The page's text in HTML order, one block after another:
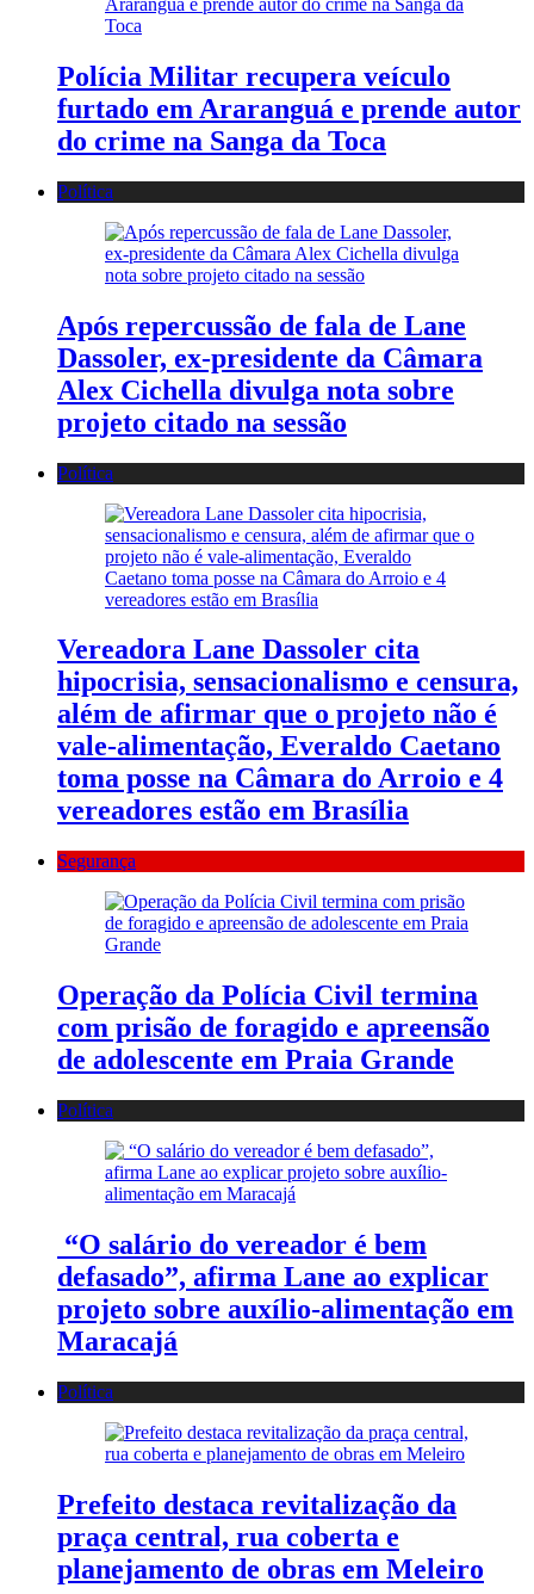
Polícia Militar recupera veículo
furtado em Araranguá e prende autor
do crime na Sanga da Toca
Política
Após repercussão de fala de Lane
Dassoler, ex-presidente da Câmara
Alex Cichella divulga nota sobre
projeto citado na sessão
Política
Vereadora Lane Dassoler cita
hipocrisia, sensacionalismo e censura,
além de afirmar que o projeto não é
vale-alimentação, Everaldo Caetano
toma posse na Câmara do Arroio e 4
vereadores estão em Brasília
Segurança
Operação da Polícia Civil termina
com prisão de foragido e apreensão
de adolescente em Praia Grande
Política
“O salário do vereador é bem
defasado”, afirma Lane ao explicar
projeto sobre auxílio-alimentação em
Maracajá
Política
Prefeito destaca revitalização da
praça central, rua coberta e
planejamento de obras em Meleiro